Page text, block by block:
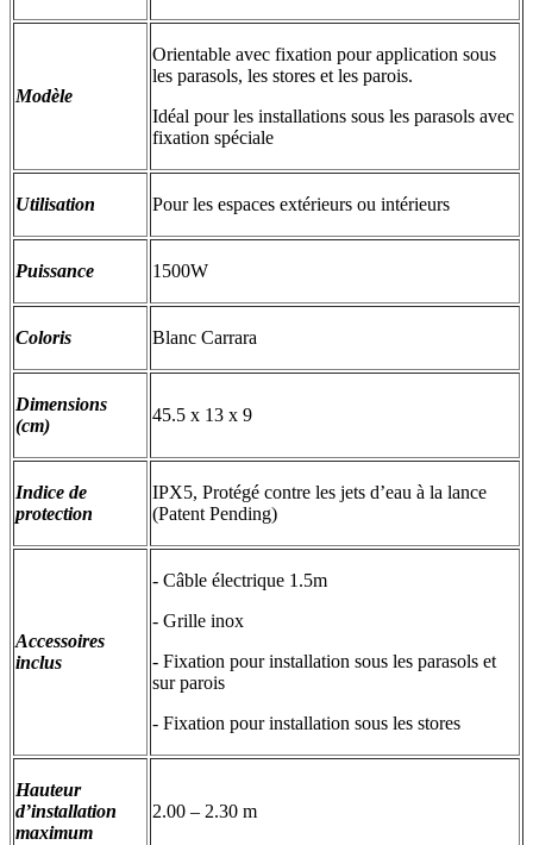
Modèle
Orientable avec fixation pour application sous
les parasols, les stores et les parois.
Idéal pour les installations sous les parasols avec
fixation spéciale
Utilisation Pour les espaces extérieurs ou intérieurs
Puissance 1500W
Coloris Blanc Carrara
Dimensions
(cm)
45.5 x 13 x 9
Indice de
protection
IPX5, Protégé contre les jets d’eau à la lance
(Patent Pending)
Accessoires
inclus
- Câble électrique 1.5m
- Grille inox
- Fixation pour installation sous les parasols et
sur parois
- Fixation pour installation sous les stores
Hauteur
d’installation
maximum
2.00 – 2.30 m